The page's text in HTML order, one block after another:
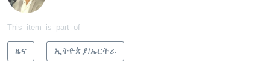
This item is part of
ዜና ኢትዮጵያ/ኤርትራ